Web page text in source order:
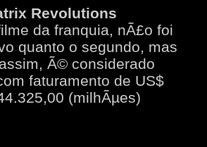
Revolutions
da franquia, nÃ£o foi
quanto o segundo, mas
Ã© considerado
faturamento de US$
(milhÃµes)